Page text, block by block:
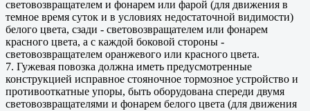
световозвращателем и фонарем или фарой (для движения в
темное время суток и в условиях недостаточной видимости)
белого цвета, сзади - световозвращателем или фонарем
красного цвета, а с каждой боковой стороны -
световозвращателем оранжевого или красного цвета.
7. Гужевая повозка должна иметь предусмотренные
конструкцией исправное стояночное тормозное устройство и
противооткатные упоры, быть оборудована спереди двумя
световозвращателями и фонарем белого цвета (для движения